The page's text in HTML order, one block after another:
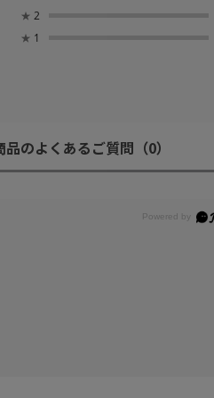
★ 2
★ 1
品のよくあるご質問 （0）